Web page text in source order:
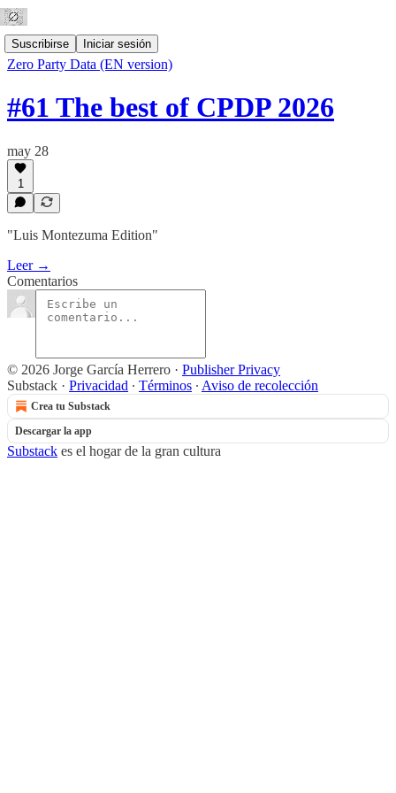
Suscribirse Iniciar sesión
Zero Party Data (EN version)
#61 The best of CPDP 2026
may 28
1
"Luis Montezuma Edition"
Leer →
Comentarios
© 2026 Jorge García Herrero · Publisher Privacy
Substack · Privacidad ∙ Términos ∙ Aviso de recolección
Crea tu Substack
Descargar la app
Substack es el hogar de la gran cultura